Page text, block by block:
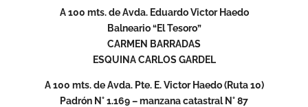
A 100 mts. de Avda. Eduardo Victor Haedo
Balneario “El Tesoro”
CARMEN BARRADAS
ESQUINA CARLOS GARDEL
A 100 mts. de Avda. Pte. E. Victor Haedo (Ruta 10)
Padrón N° 1.169 – manzana catastral N° 87